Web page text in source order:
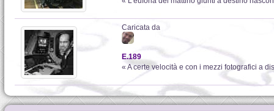
Caricata da
E.189
« A certe velocità e con i mezzi fotografici a